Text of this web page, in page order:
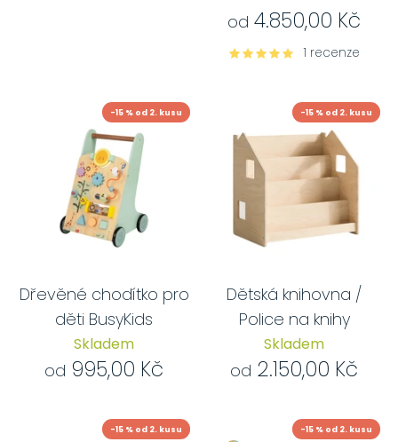
od 4.850,00 Kč
1 recenze
Dřevěné chodítko pro
děti BusyKids
Skladem
od 995,00 Kč
-15 % od 2. kusu
Dětská knihovna /
Police na knihy
Skladem
od 2.150,00 Kč
-15 % od 2. kusu
-15 % od 2. kusu -15 % od 2. kusu